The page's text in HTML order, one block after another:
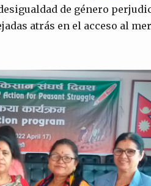
de género
atrás en el acceso al